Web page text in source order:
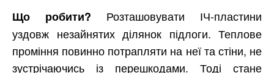
Що робити? Розташовувати ІЧ-пластини
уздовж незайнятих ділянок підлоги. Теплове
проміння повинно потрапляти на неї та стіни, не
зустрічаючись із перешкодами. Тоді стане